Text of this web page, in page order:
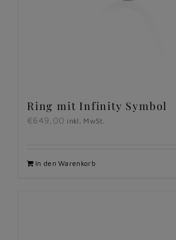
Ring mit Infinity Symbol
€649,00 inkl. MwSt.
In den Warenkorb